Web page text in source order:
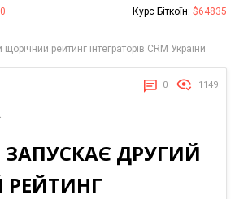
Курс Біткоїн: $64835
рейтинг інтеграторів CRM України
0 1149
ЗАПУСКАЄ ДРУГИЙ